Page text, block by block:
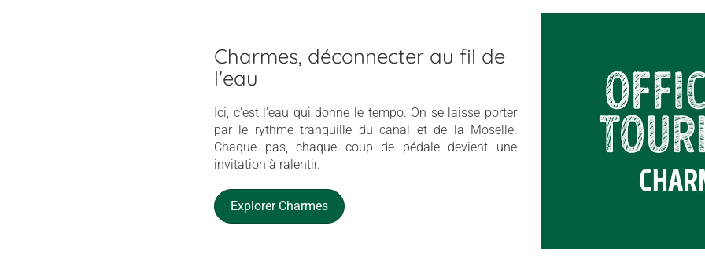
Charmes, déconnecter au fil de
l'eau
Ici, c'est l'eau qui donne le tempo. On se laisse porter
par le rythme tranquille du canal et de la Moselle.
Chaque pas, chaque coup de pédale devient une
invitation à ralentir.
Explorer Charmes